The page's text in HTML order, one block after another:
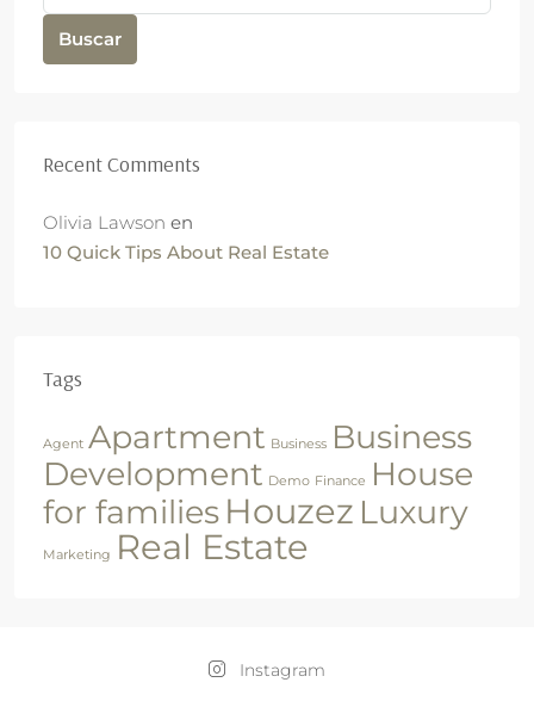
Buscar
Recent Comments
Olivia Lawson en
10 Quick Tips About Real Estate
Tags
Agent Apartment Business Business
Development Demo Finance
House
for families Houzez Luxury
Marketing Real Estate
Instagram